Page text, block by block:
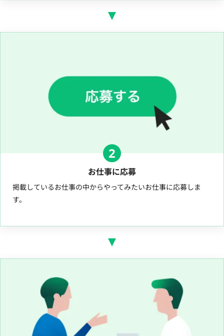
2
お仕事に応募
掲載しているお仕事の中からやってみたいお仕事に応募しま
す。